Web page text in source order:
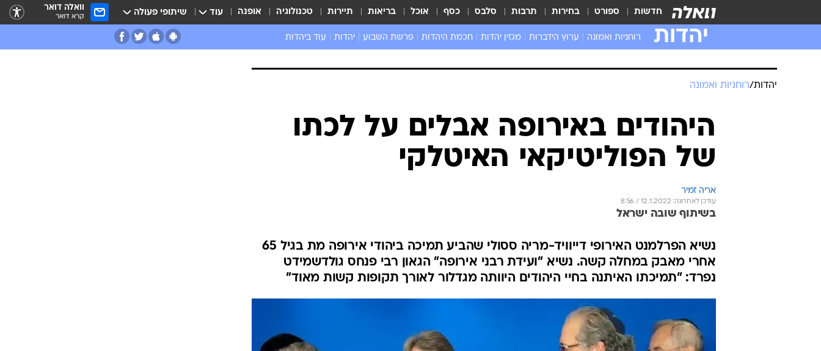
חדשות ספורט בחירות תרבות סלבס כסף אוכל בריאות תיירות טכנולוגיה אופנה עוד שיתופי פעולה וואלה דואר
קרא דואר
יהדות רוחניות ואמונה ערוץ הידברות מגזין יהדות חכמת היהדות פרשת השבוע יהדות עוד ביהדות
יהדות/רוחניות ואמונה
היהודים באירופה אבלים על לכתו
של הפוליטיקאי האיטלקי
אריה זמיר
עודכן לאחרונה: 12.1.2022 / 8:56
בשיתוף שובה ישראל
נשיא הפרלמנט האירופי דייוויד-מריה ססולי שהביע תמיכה ביהודי אירופה מת בגיל 65
אחרי מאבק במחלה קשה. נשיא "ועידת רבני אירופה" הגאון רבי פנחס גולדשמידט
נפרד: "תמיכתו האיתנה בחיי היהודים היוותה מגדלור לאורך תקופות קשות מאוד"